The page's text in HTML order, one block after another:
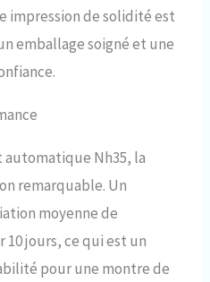
lavage des mains, aux
du visage et à la
pour toute utilisation
étanche. 【Montre
longue durée dans un
bracelets lumineuses
permettent de saisir
sans craindre
【Cadeau Pour
】: Montres-bracelets pour
cadeau parfait pour
festivals, la famille et les
impression de solidité est
emballage soigné et une
automatique Nh35, la
remarquable. Un
moyenne de
10 jours, ce qui est un
pour une montre de